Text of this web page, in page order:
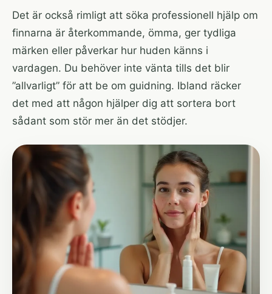
Det är också rimligt att söka professionell hjälp om
finnarna är återkommande, ömma, ger tydliga
märken eller påverkar hur huden känns i
vardagen. Du behöver inte vänta tills det blir
”allvarligt” för att be om guidning. Ibland räcker
det med att någon hjälper dig att sortera bort
sådant som stör mer än det stödjer.